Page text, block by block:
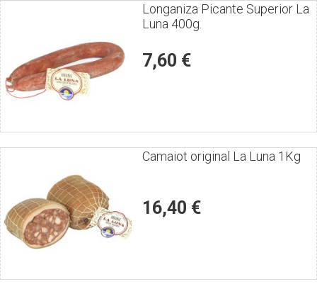
Puntúe
el
Longaniza Picante Superior La
Luna 400g.
7,60 €
Puntúe
Camaiot original La Luna 1Kg
16,40 €